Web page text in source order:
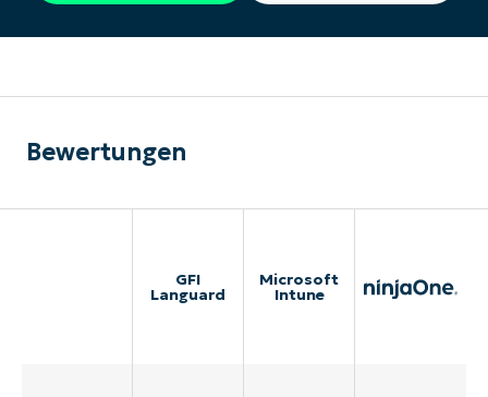
Bewertungen
GFI
Languard
Microsoft
Intune